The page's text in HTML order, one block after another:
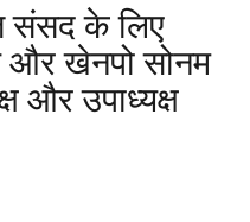
संसद के लिए
और खेनपो सोनम
और उपाध्यक्ष